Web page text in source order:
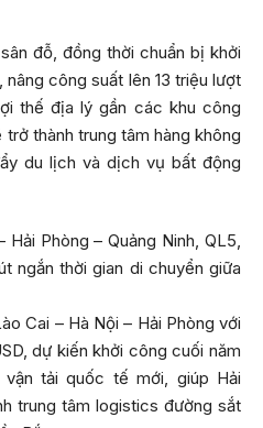
đỗ, đồng thời chuẩn bị khởi
công suất lên 13 triệu lượt
thế địa lý gần các khu công
thành trung tâm hàng không
du lịch và dịch vụ bất động
Phòng – Quảng Ninh, QL5,
ngắn thời gian di chuyển giữa
Cai – Hà Nội – Hải Phòng với
dự kiến khởi công cuối năm
tải quốc tế mới, giúp Hải
trung tâm logistics đường sắt